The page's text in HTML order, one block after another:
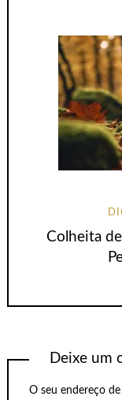
Colheita
Deixe um
O seu endereço